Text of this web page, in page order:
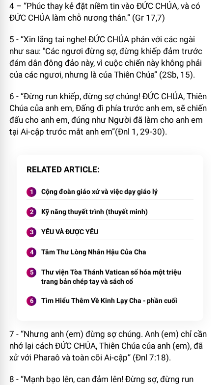
4 – “Phúc thay kẻ đặt niềm tin vào ĐỨC CHÚA, và có
ĐỨC CHÚA làm chỗ nương thân.” (Gr 17,7)
5 - “Xin lắng tai nghe! ĐỨC CHÚA phán với các ngài
như sau: "Các ngươi đừng sợ, đừng khiếp đảm trước
đám dân đông đảo này, vì cuộc chiến này không phải
của các ngươi, nhưng là của Thiên Chúa” (2Sb, 15).
6 - “Đừng run khiếp, đừng sợ chúng! ĐỨC CHÚA, Thiên
Chúa của anh em, Đấng đi phía trước anh em, sẽ chiến
đấu cho anh em, đúng như Người đã làm cho anh em
tại Ai-cập trước mắt anh em”(Đnl 1, 29-30).
RELATED ARTICLE
Cộng đoàn giáo xứ và việc dạy giáo lý
Kỹ năng thuyết trình (thuyết minh)
YÊU VÀ ĐƯỢC YÊU
Tâm Thư Lòng Nhân Hậu Của Cha
Thư viện Tòa Thánh Vatican số hóa một triệu
trang bản chép tay và sách cổ
Tìm Hiểu Thêm Về Kinh Lạy Cha - phần cuối
7 - “Nhưng anh (em) đừng sợ chúng. Anh (em) chỉ cần
nhớ lại cách ĐỨC CHÚA, Thiên Chúa của anh (em), đã
xử với Pharaô và toàn cõi Ai-cập” (Đnl 7:18).
8 - “Mạnh bạo lên, can đảm lên! Đừng sợ, đừng run